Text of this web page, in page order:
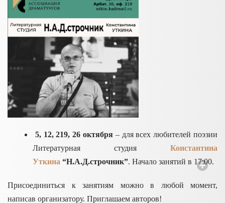
5, 12, 219, 26 октября – для всех любителей поэзии
Литературная студия Константина
Уткина “Н.А.Д.строчник”. Начало занятий в 17:00.
Присоединиться к занятиям можно в любой момент,
написав организатору. Приглашаем авторов!